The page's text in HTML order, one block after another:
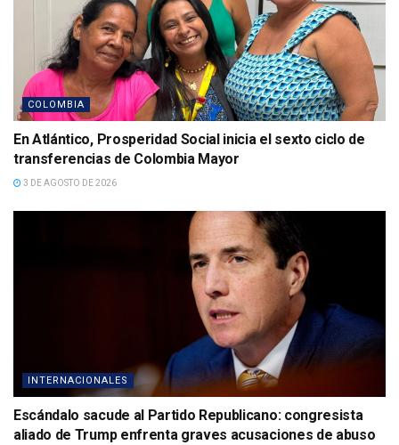
COLOMBIA
En Atlántico, Prosperidad Social inicia el sexto ciclo de
transferencias de Colombia Mayor
3 DE AGOSTO DE 2026
INTERNACIONALES
Escándalo sacude al Partido Republicano: congresista
aliado de Trump enfrenta graves acusaciones de abuso